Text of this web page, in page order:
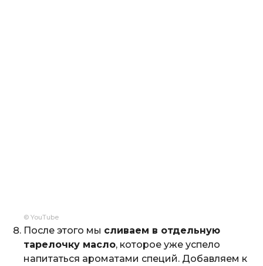
© YouTube
После этого мы сливаем в отдельную
тарелочку масло, которое уже успело
напитаться ароматами специй. Добавляем к